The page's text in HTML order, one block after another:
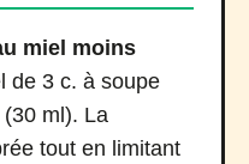
miel moins
de 3 c. à soupe
ml). La
tout en limitant